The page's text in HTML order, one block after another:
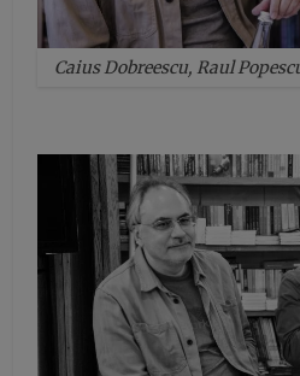
Caius Dobreescu, Raul